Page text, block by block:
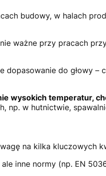
budowy, w halach
ważne przy pracach
dopasowanie do głowy
wysokich temperatur,
np. w hutnictwie,
na kilka kluczowych
ale inne normy (np. EN